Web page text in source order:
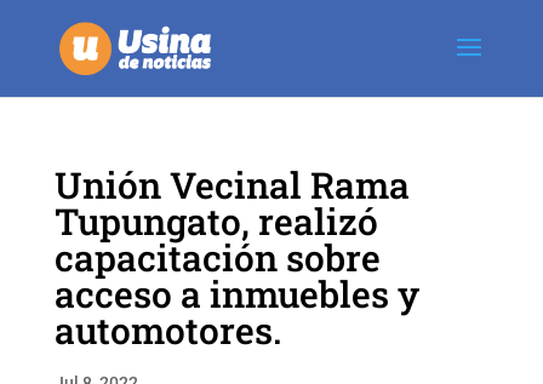
Unión Vecinal Rama
Tupungato, realizó
capacitación sobre
acceso a inmuebles y
automotores.